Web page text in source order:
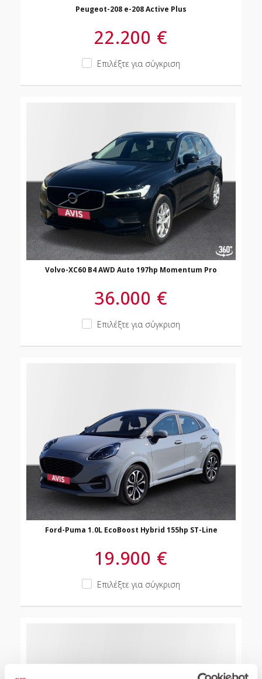
Peugeot-208 e-208 Active Plus
22.200 €
Επιλέξτε για σύγκριση
Volvo-XC60 B4 AWD Auto 197hp Momentum Pro
36.000 €
Επιλέξτε για σύγκριση
Ford-Puma 1.0L EcoBoost Hybrid 155hp ST-Line
19.900 €
Επιλέξτε για σύγκριση